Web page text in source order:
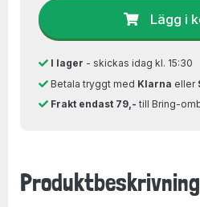
Lägg i
I lager - skickas idag kl. 15:30
Betala tryggt med Klarna eller
Frakt endast 79,- till Bring-
Produktbeskrivning